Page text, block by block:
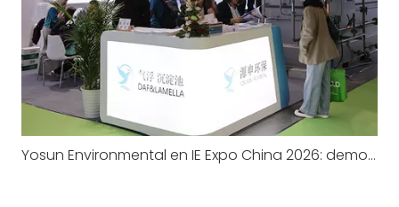
Yosun Environmental en IE Expo China 2026: demostración en vivo de DAF, una conclusión exitosa